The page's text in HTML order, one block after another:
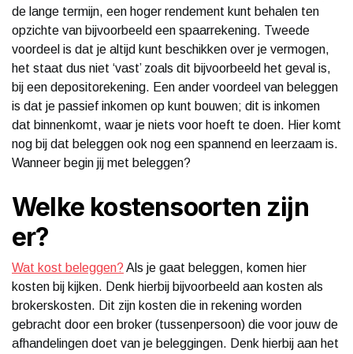
de lange termijn, een hoger rendement kunt behalen ten
opzichte van bijvoorbeeld een spaarrekening. Tweede
voordeel is dat je altijd kunt beschikken over je vermogen,
het staat dus niet ‘vast’ zoals dit bijvoorbeeld het geval is,
bij een depositorekening. Een ander voordeel van beleggen
is dat je passief inkomen op kunt bouwen; dit is inkomen
dat binnenkomt, waar je niets voor hoeft te doen. Hier komt
nog bij dat beleggen ook nog een spannend en leerzaam is.
Wanneer begin jij met beleggen?
Welke kostensoorten zijn
er?
Wat kost beleggen? Als je gaat beleggen, komen hier
kosten bij kijken. Denk hierbij bijvoorbeeld aan kosten als
brokerskosten. Dit zijn kosten die in rekening worden
gebracht door een broker (tussenpersoon) die voor jouw de
afhandelingen doet van je beleggingen. Denk hierbij aan het